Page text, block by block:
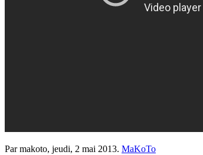
Par makoto, jeudi, 2 mai 2013. MaKoTo